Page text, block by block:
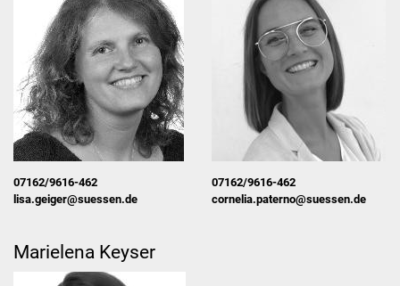
Sport und Bewegung
Kooperation KiGa
Lesebegleiter
Lese-Aktionstage
Koko Reli
07162/9616-462
lisa.geiger@suessen.de
Marielena Keyser
07162/9616-462
cornelia.paterno@suessen.de